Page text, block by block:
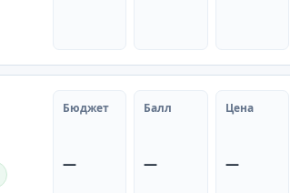
Бюджет
—
Балл
—
Цена
—